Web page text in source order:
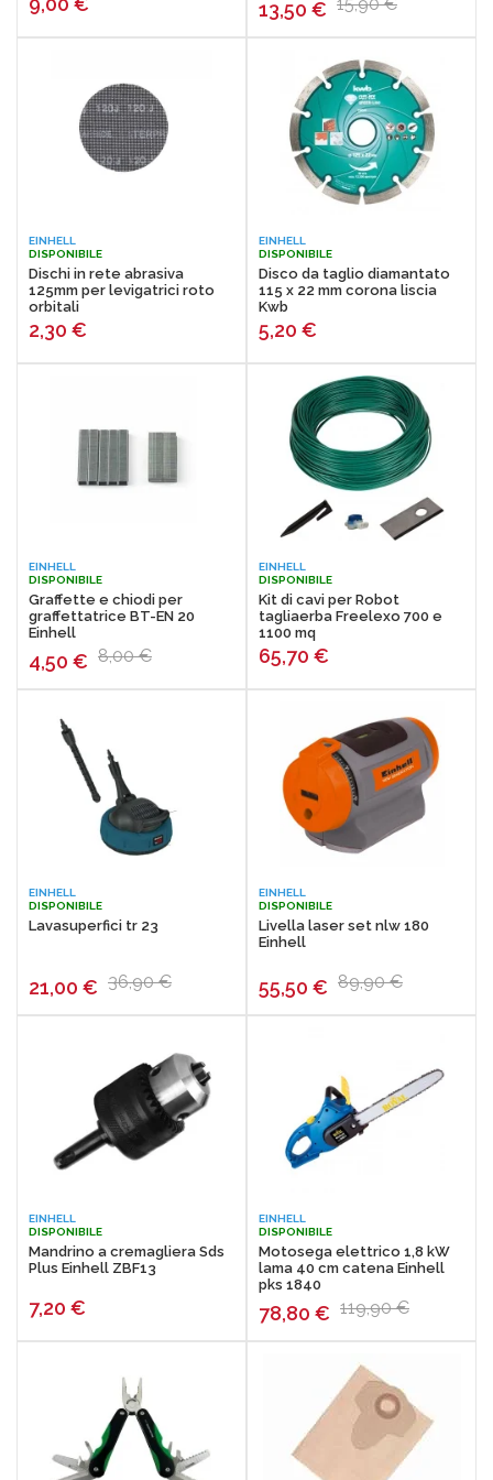
13,50 €
EINHELL
DISPONIBILE
Dischi in rete abrasiva
125mm per levigatrici roto
orbitali
2,30 €
EINHELL
DISPONIBILE
Disco da taglio diamantato
115 x 22 mm corona liscia
Kwb
5,20 €
EINHELL
DISPONIBILE
Graffette e chiodi per
graffettatrice BT-EN 20
Einhell
4,50 € 8,00 €
EINHELL
DISPONIBILE
Kit di cavi per Robot
tagliaerba Freelexo 700 e
1100 mq
65,70 €
EINHELL
DISPONIBILE
Lavasuperfici tr 23
21,00 € 36,90 €
EINHELL
DISPONIBILE
Livella laser set nlw 180
Einhell
55,50 € 89,90 €
EINHELL
DISPONIBILE
Mandrino a cremagliera Sds
Plus Einhell ZBF13
7,20 €
EINHELL
DISPONIBILE
Motosega elettrico 1,8 kW
lama 40 cm catena Einhell
pks 1840
78,80 € 119,90 €